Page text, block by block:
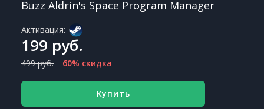
Buzz Aldrin's Space Program Manager
Активация:
199 руб.
499 руб. 60% скидка
Купить